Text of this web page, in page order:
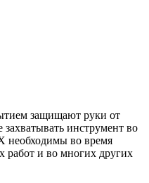
защищают руки от
захватывать инструмент во
необходимы во время
работ и во многих других